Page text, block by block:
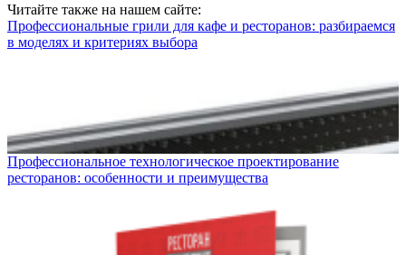
Читайте также на нашем сайте:
Профессиональные грили для кафе и ресторанов: разбираемся
в моделях и критериях выбора
Профессиональное технологическое проектирование
ресторанов: особенности и преимущества